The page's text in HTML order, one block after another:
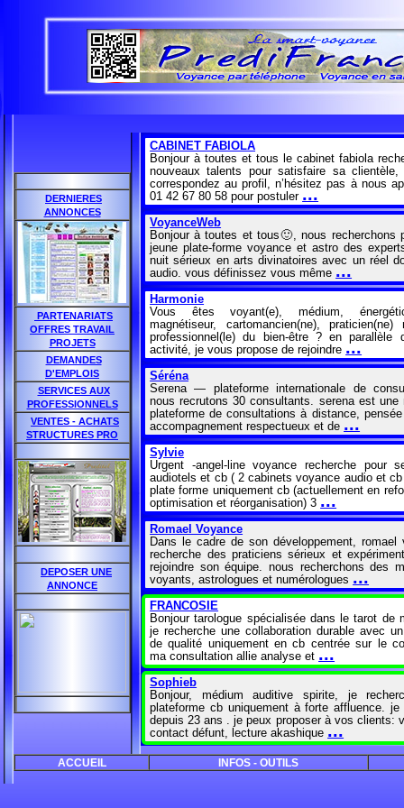
DERNIERES
ANNONCES
PARTENARIATS
OFFRES TRAVAIL
PROJETS
DEMANDES
D'EMPLOIS
SERVICES AUX
PROFESSIONNELS
VENTES - ACHATS
STRUCTURES PRO
DEPOSER UNE
ANNONCE
CABINET FABIOLA
Bonjour à toutes et tous le cabinet fabiola
nouveaux talents pour satisfaire sa
correspondez au profil, n’hésitez pas à nous
01 42 67 80 58 pour postuler ...
VoyanceWeb
Bonjour à toutes et tous🙂, nous recherchons
jeune plate-forme voyance et astro des
nuit sérieux en arts divinatoires avec un réel
audio. vous définissez vous même ...
Harmonie
Vous êtes voyant(e), médium,
magnétiseur, cartomancien(ne),
professionnel(le) du bien-être ? en parallèle
activité, je vous propose de rejoindre ...
Séréna
Serena — plateforme internationale de
nous recrutons 30 consultants. serena est une
plateforme de consultations à distance,
accompagnement respectueux et de ...
Sylvie
Urgent -angel-line voyance recherche pour
audiotels et cb ( 2 cabinets voyance audio et
plate forme uniquement cb (actuellement en
optimisation et réorganisation) 3 ...
Romael Voyance
Dans le cadre de son développement, romael
recherche des praticiens sérieux et
rejoindre son équipe. nous recherchons des
voyants, astrologues et numérologues ...
FRANCOSIE
Bonjour tarologue spécialisée dans le tarot de
je recherche une collaboration durable avec
de qualité uniquement en cb centrée sur le
ma consultation allie analyse et ...
Sophieb
Bonjour, médium auditive spirite, je
plateforme cb uniquement à forte affluence. je
depuis 23 ans . je peux proposer à vos clients:
contact défunt, lecture akashique ...
Annonces Voyance Pro
Annonces voyance
ACCUEIL INFOS - OUTILS